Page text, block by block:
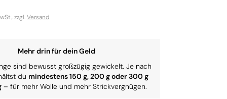
zzgl.Versand
Mehr drin für dein Geld
sind bewusst großzügig gewickelt. Je nach
du mindestens 150 g, 200 g oder 300 g
– für mehr Wolle und mehr Strickvergnügen.